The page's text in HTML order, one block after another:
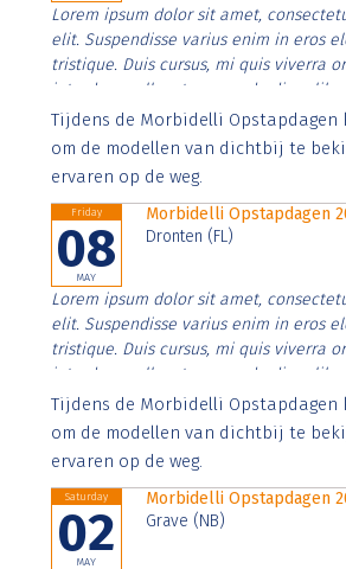
Lorem ipsum dolor sit amet,
elit. Suspendisse varius enim in eros
tristique. Duis cursus, mi quis viverra
interdum nulla, ut commodo diam
Aenean faucibus nibh et justo cursus
imperdiet. Nunc ut sem vitae risus
Tijdens de Morbidelli Opstapdagen
om de modellen van dichtbij te
ervaren op de weg.
Friday
08
MAY
Morbidelli Opstapdagen
Dronten (FL)
Lorem ipsum dolor sit amet,
elit. Suspendisse varius enim in eros
tristique. Duis cursus, mi quis viverra
interdum nulla, ut commodo diam
Aenean faucibus nibh et justo cursus
imperdiet. Nunc ut sem vitae risus
Tijdens de Morbidelli Opstapdagen
om de modellen van dichtbij te
ervaren op de weg.
Saturday
02
MAY
Morbidelli Opstapdagen
Grave (NB)